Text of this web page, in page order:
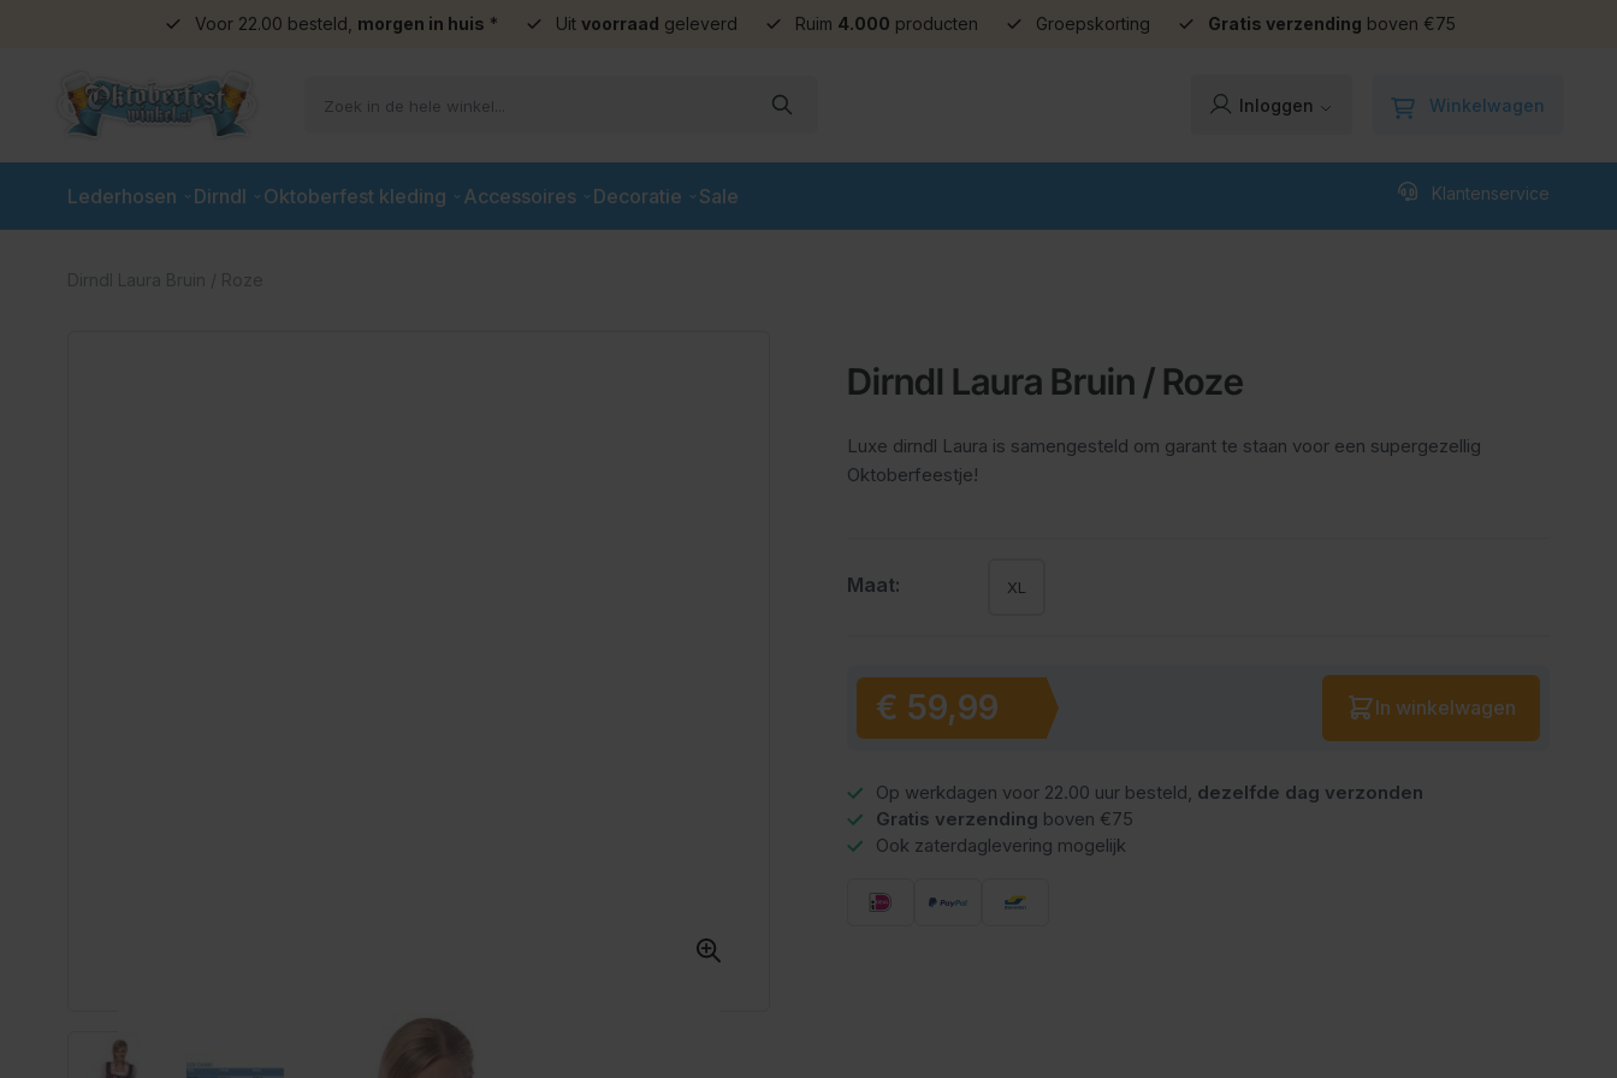
Voor 22.00 besteld, morgen in huis * Uit voorraad geleverd Ruim 4.000 producten Groepskorting Gratis verzending boven €75
Inloggen Winkelwagen
Lederhosen Dirndl Oktoberfest kleding Accessoires Decoratie Sale Klantenservice
Dirndl Laura Bruin / Roze
Dirndl Laura Bruin / Roze
Luxe dirndl Laura is samengesteld om garant te staan voor een supergezellig
Oktoberfeestje!
Maat: XL
Vanaf:
€ 59,99
Aantal
In winkelwagen
Op werkdagen voor 22.00 uur besteld, dezelfde dag verzonden
Gratis verzending boven €75
Ook zaterdaglevering mogelijk